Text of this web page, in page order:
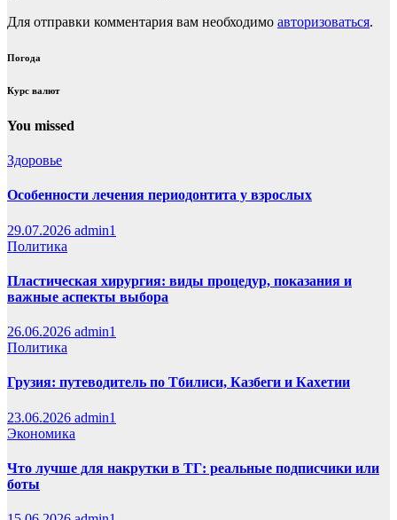
Для отправки комментария вам необходимо авторизоваться.
Погода
Курс валют
You missed
Здоровье
Особенности лечения периодонтита у взрослых
29.07.2026 admin1
Политика
Пластическая хирургия: виды процедур, показания и
важные аспекты выбора
26.06.2026 admin1
Политика
Грузия: путеводитель по Тбилиси, Казбеги и Кахетии
23.06.2026 admin1
Экономика
Что лучше для накрутки в ТГ: реальные подписчики или
боты